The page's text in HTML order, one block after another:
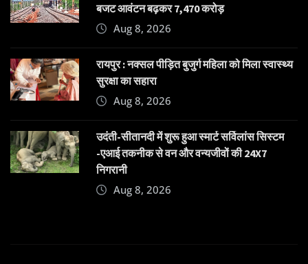
बजट आवंटन बढ़कर 7,470 करोड़
Aug 8, 2026
रायपुर : नक्सल पीड़ित बुजुर्ग महिला को मिला स्वास्थ्य
सुरक्षा का सहारा
Aug 8, 2026
उदंती-सीतानदी में शुरू हुआ स्मार्ट सर्विलांस सिस्टम
-एआई तकनीक से वन और वन्यजीवों की 24X7
निगरानी
Aug 8, 2026